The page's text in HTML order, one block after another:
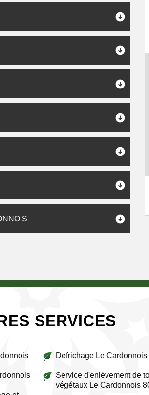
SERVICES
Défrichage Le Cardonnois
Service d'enlèvement de
végétaux Le Cardonnois